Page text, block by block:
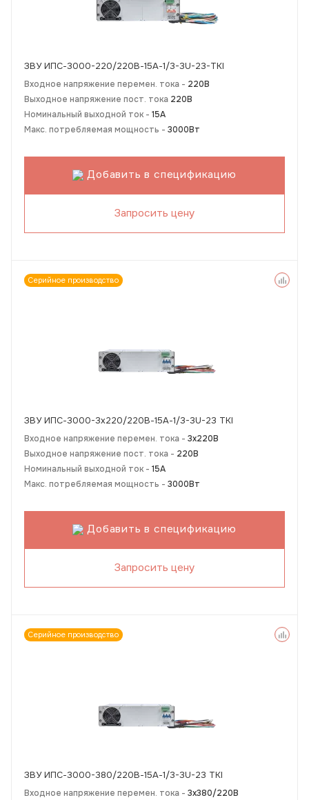
ЗВУ ИПС-3000-220/220В-15А-1/3-3U-23-TKI
Входное напряжение перемен. тока - 220В
Выходное напряжение пост. тока 220В
Номинальный выходной ток - 15А
Макс. потребляемая мощность - 3000Вт
Добавить в спецификацию
Запросить цену
Серийное производство
ЗВУ ИПС-3000-3х220/220В-15А-1/3-3U-23 TKI
Входное напряжение перемен. тока - 3х220В
Выходное напряжение пост. тока - 220В
Номинальный выходной ток - 15А
Макс. потребляемая мощность - 3000Вт
Добавить в спецификацию
Запросить цену
Серийное производство
ЗВУ ИПС-3000-380/220В-15А-1/3-3U-23 TKI
Входное напряжение перемен. тока - 3х380/220В